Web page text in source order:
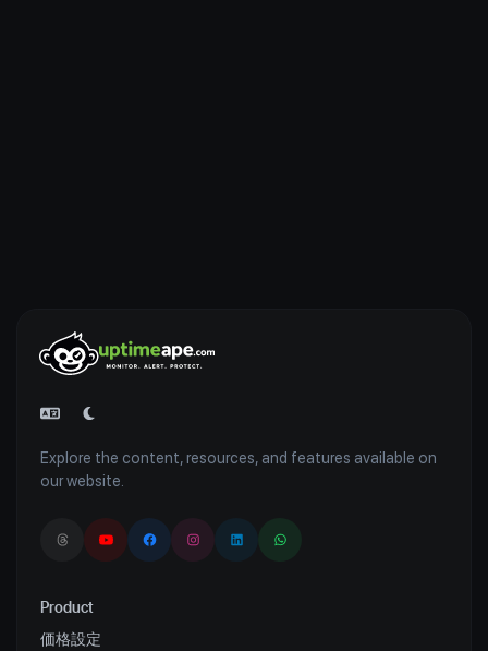
Explore the content, resources, and features available on
our website.
Product
価格設定